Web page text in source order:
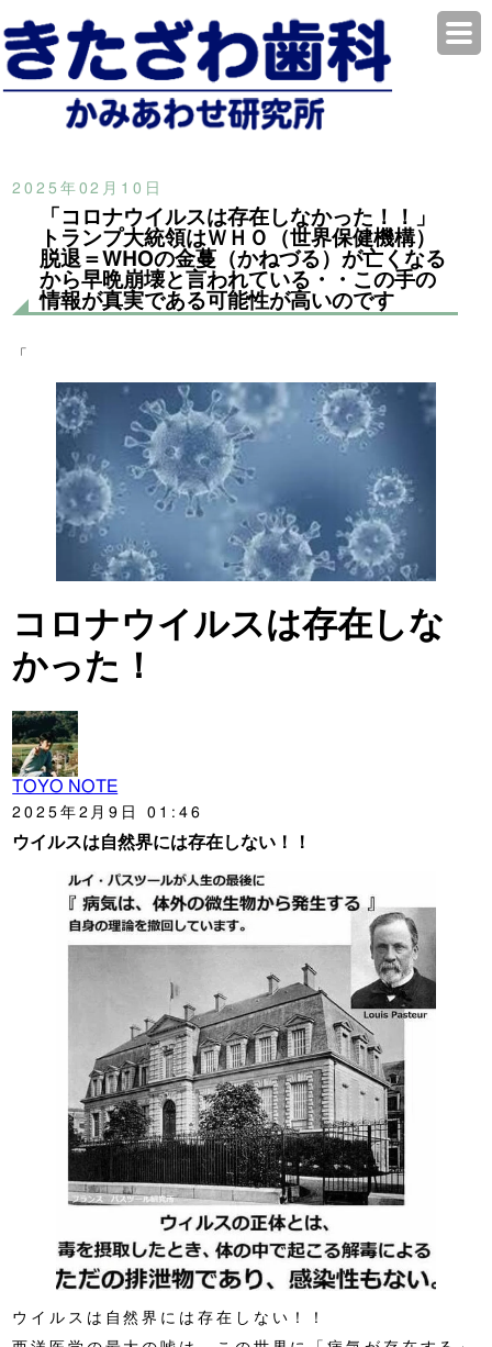
2025年02月10日
「コロナウイルスは存在しなかった！！」
トランプ大統領はＷＨＯ（世界保健機構）
脱退＝WHOの金蔓（かねづる）が亡くなる
から早晩崩壊と言われている・・この手の
情報が真実である可能性が高いのです
「
コロナウイルスは存在しな
かった！
TOYO NOTE
2025年2月9日 01:46
ウイルスは自然界には存在しない！！
ウイルスは自然界には存在しない！！